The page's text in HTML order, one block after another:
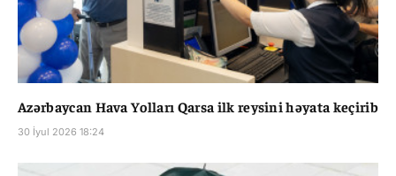
Azərbaycan Hava Yolları Qarsa ilk reysini həyata keçirib
30 İyul 2026 18:24